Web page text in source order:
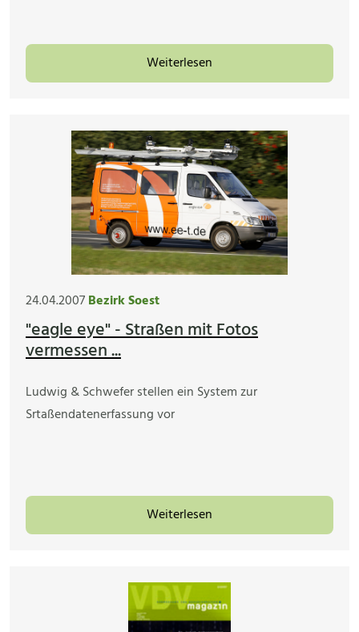
Weiterlesen
24.04.2007Bezirk Soest
"eagle eye" - Straßen mit Fotos
vermessen ...
Ludwig & Schwefer stellen ein System zur
Srtaßendatenerfassung vor
Weiterlesen